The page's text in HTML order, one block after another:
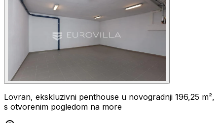
Lovran, ekskluzivni penthouse u novogradnji 196,25 m²,
s otvorenim pogledom na more